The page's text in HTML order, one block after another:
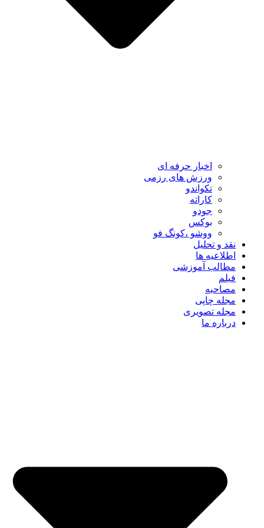
اخبار حرفه ای
ورزش های رزمی
تکواندو
کاراته
جودو
بوکس
ووشو ،کونگ فو
نقد و تحلیل
اطلاعیه ها
مطالب آموزشی
فیلم
مصاحبه
مجله چاپی
مجله تصویری
درباره ما